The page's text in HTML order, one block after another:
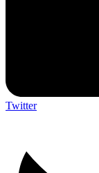
Twitter